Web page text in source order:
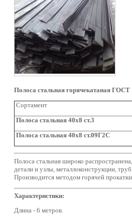
Полоса стальная горячекатаная ГОСТ
Сортамент
Полоса стальная 40x8 ст.3
Полоса стальная 40x8 ст.09Г2С
Полоса стальная широко
детали и узлы, металлоконструкции,
Производится методом горячей
Характеристики:
Длина - 6 метров.